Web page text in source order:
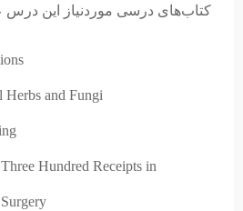
کتاب‌های درسی موردنیاز این درس
Herbs and Fungi
Hundred Receipts in